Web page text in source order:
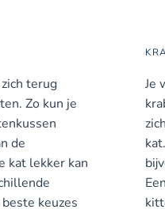
terug
Zo kun je
de
kat lekker kan
keuzes
Je